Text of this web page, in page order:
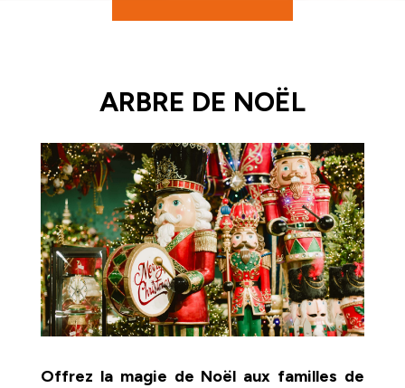
ARBRE DE NOËL
Offrez la magie de Noël aux familles de